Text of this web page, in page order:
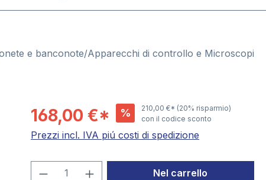
e banconote/Apparecchi di controllo e Microscopi
168,00 €* % 210,00 €* (20% risparmio)
con il codice sconto
Prezzi incl. IVA piú costi di spedizione
Quantità del prodotto: inserisci
Nel carrello